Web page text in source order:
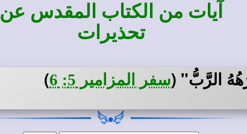
آيات من الكتاب المقدس عن
تحذيرات
الرَّبُّ" (سفر المزامير 5: 6 )